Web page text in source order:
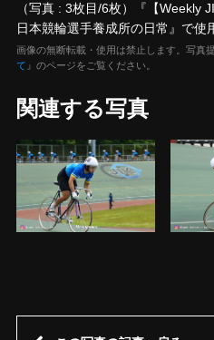
（写真 : 3枚目/6枚）『【Weekly
日本競輪選手養成所の日常』で使
画像の無断転載・使用は禁止します。写真
て 』のページをご覧ください。
関連する写真